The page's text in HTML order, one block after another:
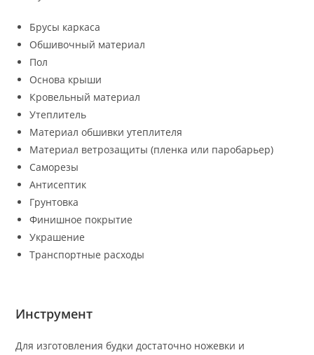
Брусы каркаса
Обшивочный материал
Пол
Основа крыши
Кровельный материал
Утеплитель
Материал обшивки утеплителя
Материал ветрозащиты (пленка или паробарьер)
Саморезы
Антисептик
Грунтовка
Финишное покрытие
Украшение
Транспортные расходы
Инструмент
Для изготовления будки достаточно ножевки и